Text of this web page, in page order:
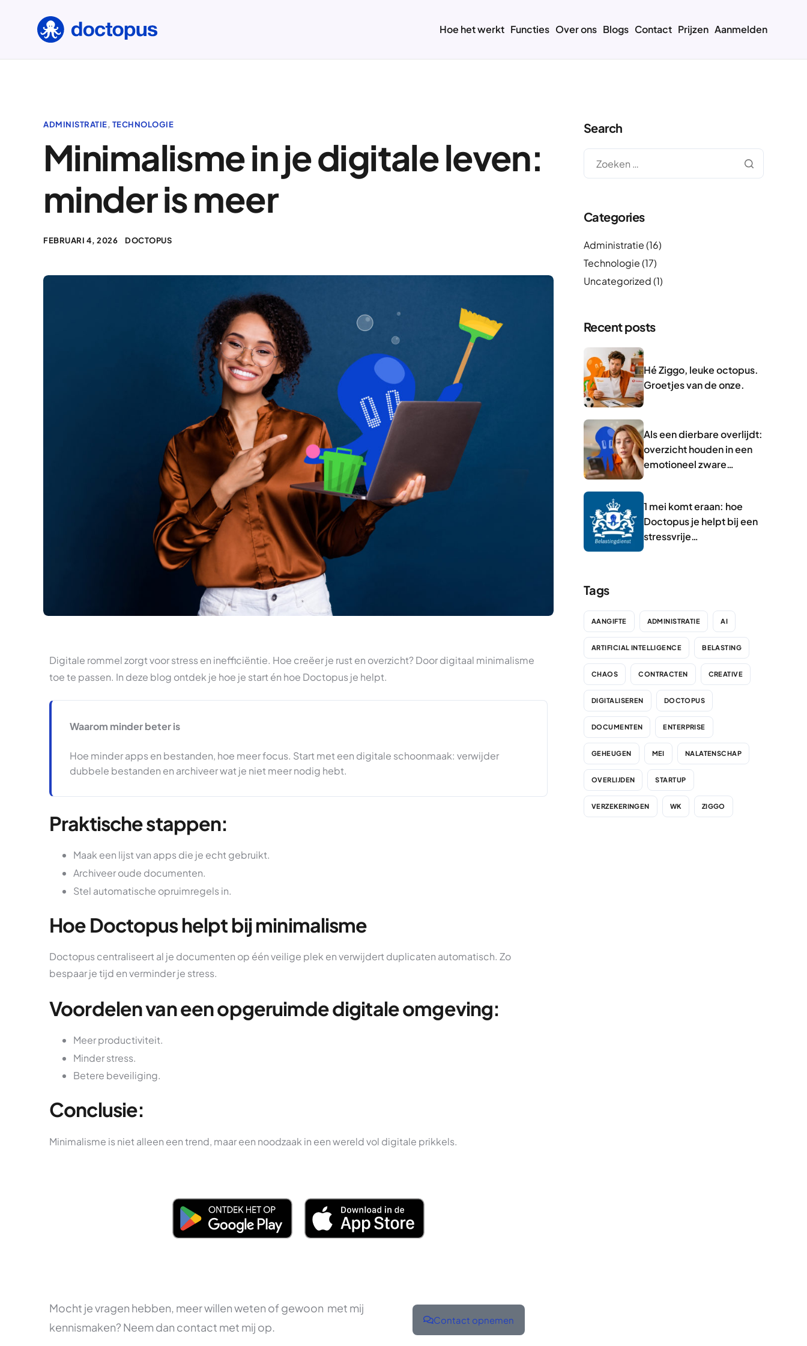
Hoe het werkt Functies Over ons Blogs Contact Prijzen Aanmelden
ADMINISTRATIE, TECHNOLOGIE
Minimalisme in je digitale leven:
minder is meer
FEBRUARI 4, 2026 DOCTOPUS
Digitale rommel zorgt voor stress en inefficiëntie. Hoe creëer je rust en overzicht? Door digitaal minimalisme
toe te passen. In deze blog ontdek je hoe je start én hoe Doctopus je helpt.
Waarom minder beter is
Hoe minder apps en bestanden, hoe meer focus. Start met een digitale schoonmaak: verwijder
dubbele bestanden en archiveer wat je niet meer nodig hebt.
Praktische stappen:
Maak een lijst van apps die je echt gebruikt.
Archiveer oude documenten.
Stel automatische opruimregels in.
Hoe Doctopus helpt bij minimalisme
Doctopus centraliseert al je documenten op één veilige plek en verwijdert duplicaten automatisch. Zo
bespaar je tijd en verminder je stress.
Voordelen van een opgeruimde digitale omgeving:
Meer productiviteit.
Minder stress.
Betere beveiliging.
Conclusie:
Minimalisme is niet alleen een trend, maar een noodzaak in een wereld vol digitale prikkels.
Mocht je vragen hebben, meer willen weten of gewoon met mij
kennismaken? Neem dan contact met mij op.
Contact opnemen
Search
Categories
Administratie(16)
Technologie(17)
Uncategorized(1)
Recent posts
Hé Ziggo, leuke octopus.
Groetjes van de onze.
Als een dierbare overlijdt:
overzicht houden in een
emotioneel zware
1 mei komt eraan: hoe
Doctopus je helpt bij een
stressvrije
Tags
AANGIFTE ADMINISTRATIE AI
ARTIFICIAL INTELLIGENCE BELASTING
CHAOS CONTRACTEN CREATIVE
DIGITALISEREN DOCTOPUS
DOCUMENTEN ENTERPRISE
GEHEUGEN MEI NALATENSCHAP
OVERLIJDEN STARTUP
VERZEKERINGEN WK ZIGGO